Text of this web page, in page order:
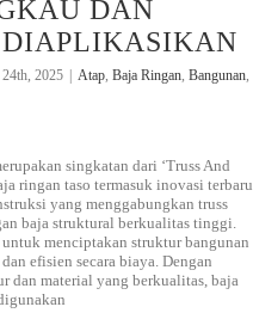
DAN
2025 Atap, Baja Ringan, Bangunan,
singkatan dari ‘Truss And
ringan taso termasuk inovasi terbaru
yang menggabungkan truss
baja struktural berkualitas tinggi.
menciptakan struktur bangunan
efisien secara biaya. Dengan
dan material yang berkualitas, baja